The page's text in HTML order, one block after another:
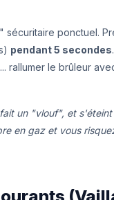
ponctuel.
pendant 5 secondes
rallumer le brûleur
un "vlouf", et
en gaz et vous